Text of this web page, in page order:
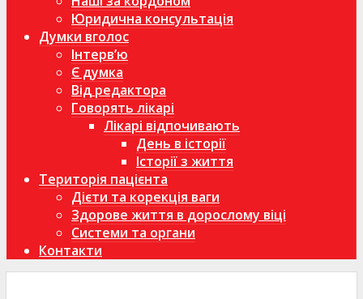
Юридична консультація
Думки вголос
Інтерв’ю
Є думка
Від редактора
Говорять лікарі
Лікарі відпочивають
День в історії
Історії з життя
Територія пацієнта
Дієти та корекція ваги
Здорове життя в дорослому віці
Системи та органи
Контакти